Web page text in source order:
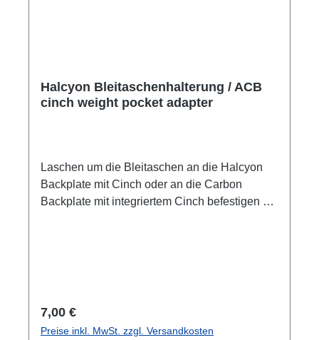
Halcyon Bleitaschenhalterung / ACB
cinch weight pocket adapter
Laschen um die Bleitaschen an die Halcyon
Backplate mit Cinch oder an die Carbon
Backplate mit integriertem Cinch befestigen zu
Regulärer Preis:
7,00 €
Preise inkl. MwSt. zzgl. Versandkosten